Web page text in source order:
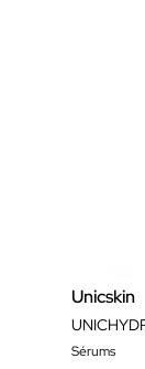
Unicskin
Sérums